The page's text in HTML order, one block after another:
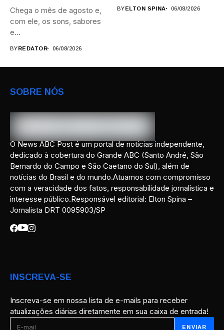
Chega o mês de agosto e,
com ele, os sons, sabores
e...
BYREDATOR 06/08/2026
BYELTON SPINA 06/08/2026
SOBRE NÓS
O News ABC Post é um portal de notícias independente,
dedicado à cobertura do Grande ABC (Santo André, São
Bernardo do Campo e São Caetano do Sul), além de
notícias do Brasil e do mundo.Atuamos com compromisso
com a veracidade dos fatos, responsabilidade jornalística e
interesse público.Responsável editorial: Elton Spina –
Jornalista DRT 0095903/SP
INSCREVA-SE
Inscreva-se em nossa lista de e-mails para receber
atualizações diárias diretamente em sua caixa de entrada!